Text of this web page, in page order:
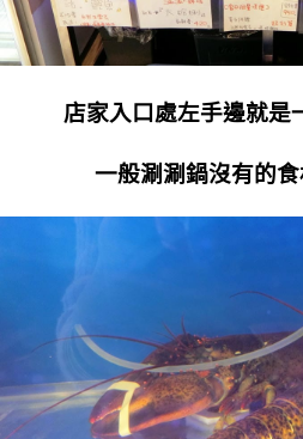
店家入口處左手邊就是
一般涮涮鍋沒有的